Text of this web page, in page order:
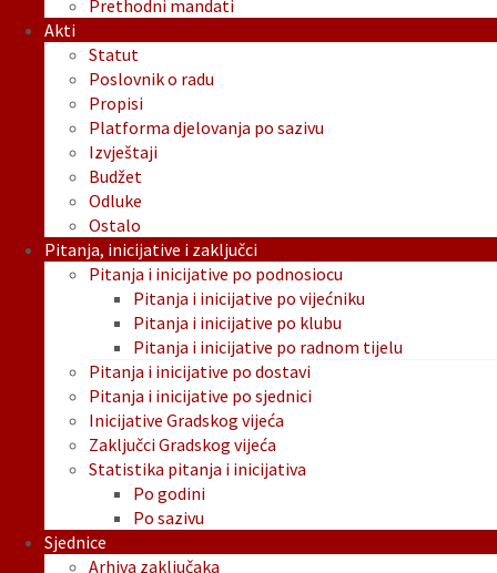
Prethodni mandati
Akti
Statut
Poslovnik o radu
Propisi
Platforma djelovanja po sazivu
Izvještaji
Budžet
Odluke
Ostalo
Pitanja, inicijative i zaključci
Pitanja i inicijative po podnosiocu
Pitanja i inicijative po vijećniku
Pitanja i inicijative po klubu
Pitanja i inicijative po radnom tijelu
Pitanja i inicijative po dostavi
Pitanja i inicijative po sjednici
Inicijative Gradskog vijeća
Zaključci Gradskog vijeća
Statistika pitanja i inicijativa
Po godini
Po sazivu
Sjednice
Arhiva zaključaka